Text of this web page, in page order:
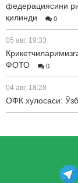
федерациясини
қилинди
0
05 авг, 19:33
ФОТО
0
04 авг, 18:28
ОФК хулосаси: